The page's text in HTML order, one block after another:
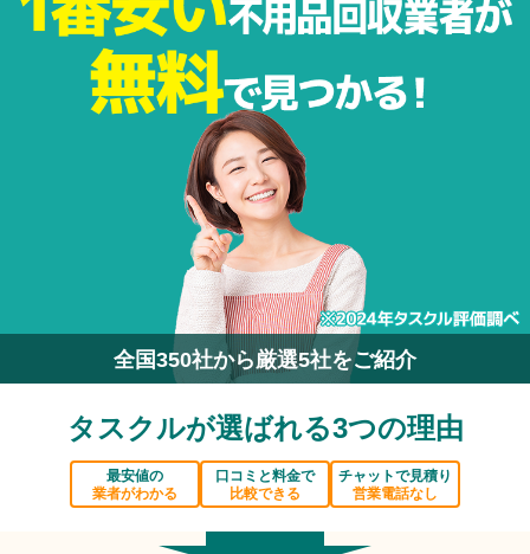
全国350社から厳選5社をご紹介
タスクルが選ばれる3つの理由
最安値の
業者がわかる
口コミと料金で
比較できる
チャットで見積り
営業電話なし